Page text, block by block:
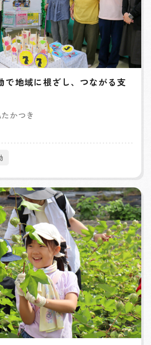
で地域に根ざし、つながる支
かつき